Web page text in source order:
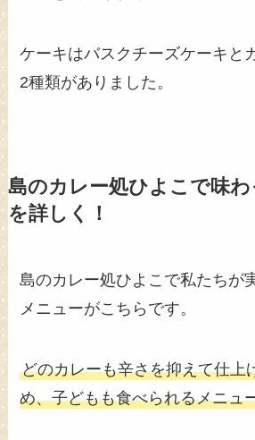
ケーキはバスクチーズケーキと
2種類がありました。
島のカレー処ひよこで味
を詳しく！
島のカレー処ひよこで私たちが
メニューがこちらです。
どのカレーも辛さを抑えて仕上
め、子どもも食べられるメニュ